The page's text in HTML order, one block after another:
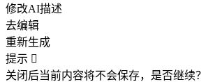
修改AI描述
去编辑
重新生成
提示 
关闭后当前内容将不会保存，是否继续？